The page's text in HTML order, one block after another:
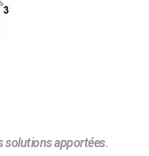
solutions apportées.